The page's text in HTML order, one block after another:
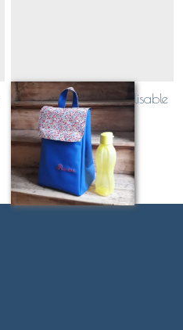
Lunch bag personnalisable
Sur demande